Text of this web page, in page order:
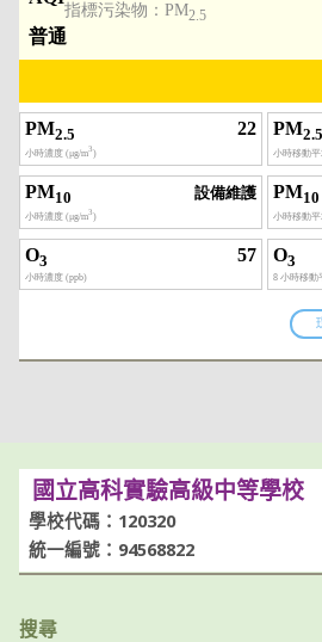
國立高科實驗高級中等學校
學校代碼：120320
統一編號：94568822
搜尋